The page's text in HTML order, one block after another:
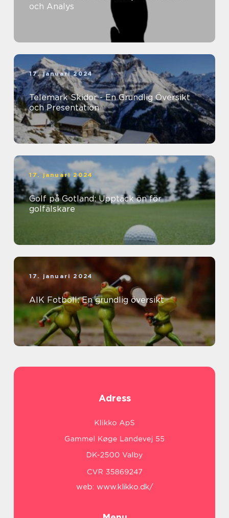
och Analys
17. januari 2024
Telemark Skidor - En Grundlig Översikt
och Presentation
17. januari 2024
Golf på Gotland: Upptäck ön för
golfälskare
17. januari 2024
AIK Fotboll: En grundlig översikt
Adress
web: www.klikko.dk/